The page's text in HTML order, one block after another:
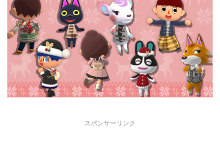
スポンサーリンク